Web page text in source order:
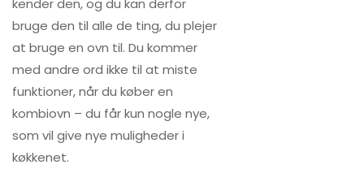
kender den, og du kan derfor
bruge den til alle de ting, du plejer
at bruge en ovn til. Du kommer
med andre ord ikke til at miste
funktioner, når du køber en
kombiovn – du får kun nogle nye,
som vil give nye muligheder i
køkkenet.